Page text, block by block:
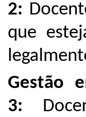
2:
que
Gestão
3: